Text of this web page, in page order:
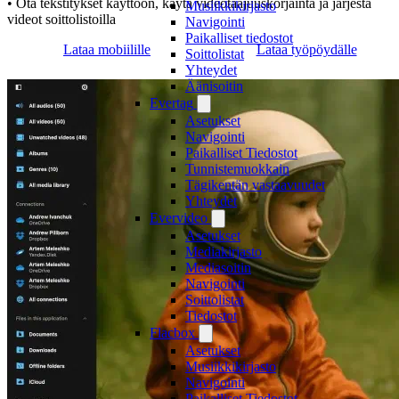
Musiikkikirjasto
Navigointi
Paikalliset tiedostot
Soittolistat
Yhteydet
Äänisoitin
Evertag
Asetukset
Navigointi
Paikalliset Tiedostot
Tunnistemuokkain
Tägikentän vastaavuudet
Yhteydet
Evervideo
Asetukset
Mediakirjasto
Mediasoitin
Navigointi
Soittolistat
Tiedostot
Flacbox
Asetukset
Musiikkikirjasto
Navigointi
• Ota tekstitykset käyttöön, käytä videotaajuuskorjainta ja järjestä
videot soittolistoilla
Lataa mobiilille
Lataa työpöydälle